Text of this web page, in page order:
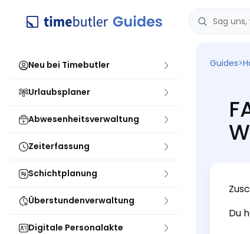
Neu bei Timebutler
Urlaubsplaner
Abwesenheitsverwaltung
Zeiterfassung
Schichtplanung
Überstundenverwaltung
Digitale Personalakte
Guides>
Du